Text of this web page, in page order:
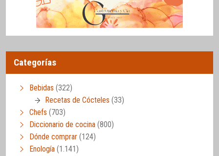
Categorías
Bebidas (322)
Recetas de Cócteles (33)
Chefs (703)
Diccionario de cocina (800)
Dónde comprar (124)
Enología (1.141)